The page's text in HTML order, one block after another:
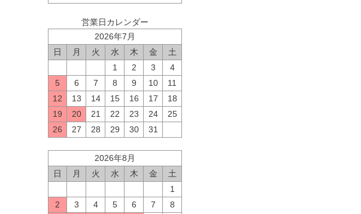
営業日カレンダー
2026年7月
日
月 火 水 木 金
土
1
2 3
4
5
6 7 8 9 10
11
12
13 14 15 16 17
18
19
20 21 22 23 24
25
26
27 28 29 30 31
2026年8月
日
月 火 水 木 金
土
1
2
3 4 5 6 7
8